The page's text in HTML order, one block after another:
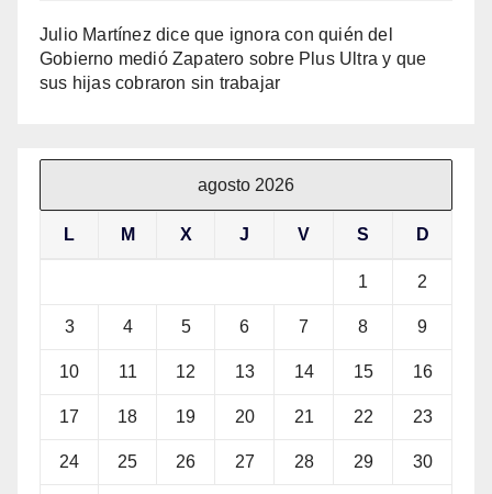
Julio Martínez dice que ignora con quién del
Gobierno medió Zapatero sobre Plus Ultra y que
sus hijas cobraron sin trabajar
agosto 2026
L M X J V S D
1 2
3 4 5 6 7 8 9
10 11 12 13 14 15 16
17 18 19 20 21 22 23
24 25 26 27 28 29 30